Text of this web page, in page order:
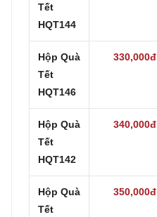
Tết
HQT144
Hộp Quà
Tết
HQT146
330,000đ
Hộp Quà
Tết
HQT142
340,000đ
Hộp Quà
Tết
350,000đ